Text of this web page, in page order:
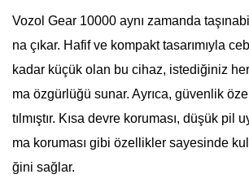
Vozol Gear 10000 aynı zamanda
na çıkar. Hafif ve kompakt tasarımıyla
kadar küçük olan bu cihaz, istediğiniz
ma özgürlüğü sunar. Ayrıca, güvenlik
tılmıştır. Kısa devre koruması, düşük pil
ma koruması gibi özellikler sayesinde
ğini sağlar.